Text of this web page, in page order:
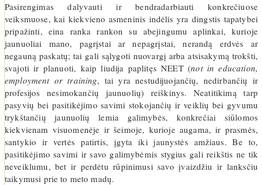
Pasirengimas dalyvauti ir bendradarbiauti konkrečiuose
veiksmuose, kai kiekvieno asmeninis indėlis yra dingstis tapatybei
pripažinti, eina ranka rankon su abejingumu aplinkai, kurioje
jaunuoliai mano, pagrįstai ar nepagrįstai, nerandą erdvės ar
negauną paskatų; tai gali sąlygoti nuovargį arba atsisakymą trokšti,
svajoti ir planuoti, kaip liudija paplitęs NEET (not in education,
employ­ment or training, tai yra nestudijuojančių, nedirbančių ir
profesijos nesimokančių jaunuolių) reiškinys. Neatitikimą tarp
pasyvių bei pasitikėjimo savimi stokojančių ir veiklių bei gyvumu
trykštančių jaunuolių lemia galimybės, konkrečiai siūlomos
kiekvienam visuomenėje ir šeimoje, kurioje augama, ir prasmės,
santykio ir vertės patirtis, įgyta iki jaunystės amžiaus. Be to,
pasitikėjimo savimi ir savo galimybėmis stygius gali reikštis ne tik
neveiklumu, bet ir perdėtu rūpinimusi savo įvaizdžiu ir lanksčiu
taikymusi prie to meto madų.